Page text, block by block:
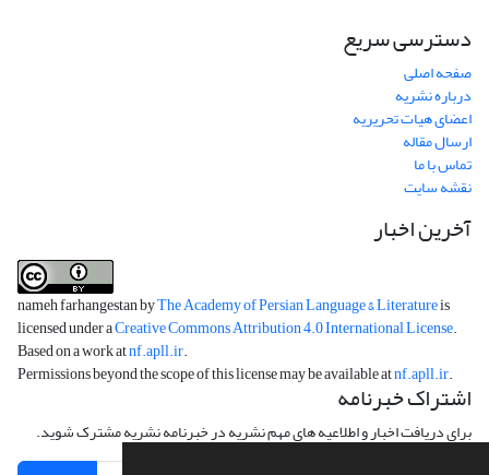
دسترسی سریع
صفحه اصلی
درباره نشریه
اعضای هیات تحریریه
ارسال مقاله
تماس با ما
نقشه سایت
آخرین اخبار
nameh farhangestan byThe Academy of Persian Language & Literatureis
licensed under aCreative Commons Attribution 4.0 International License.
Based on a work atnf.apll.ir.
Permissions beyond the scope of this license may be available atnf.apll.ir.
اشتراک خبرنامه
برای دریافت اخبار و اطلاعیه های مهم نشریه در خبرنامه نشریه مشترک شوید.